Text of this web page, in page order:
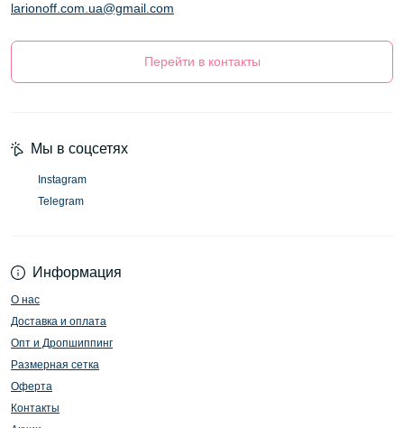
larionoff.com.ua@gmail.com
Перейти в контакты
Информация
О нас
Доставка и оплата
Опт и Дропшиппинг
Размерная сетка
Оферта
Контакты
Мы в соцсетях
Instagram
Telegram